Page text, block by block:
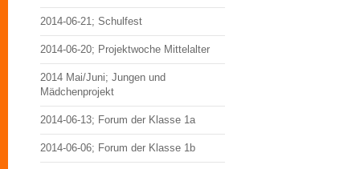
2014-06-21; Schulfest
2014-06-20; Projektwoche Mittelalter
2014 Mai/Juni; Jungen und
Mädchenprojekt
2014-06-13; Forum der Klasse 1a
2014-06-06; Forum der Klasse 1b